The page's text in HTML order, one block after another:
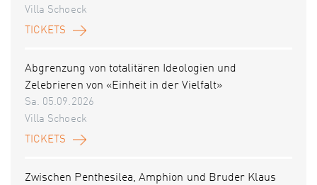
Villa Schoeck
TICKETS
Abgrenzung von totalitären Ideologien und
Zelebrieren von «Einheit in der Vielfalt»
Sa. 05.09.2026
Villa Schoeck
TICKETS
Zwischen Penthesilea, Amphion und Bruder Klaus